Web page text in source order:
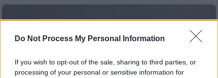
Do Not Process My Personal Information
If you wish to opt-out of the sale, sharing to third parties, or
processing of your personal or sensitive information for